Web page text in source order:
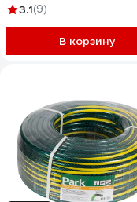
3.1(9)
В корзину